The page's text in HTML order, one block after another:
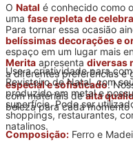
O Natal é conhecido como
uma fase repleta de
Para tornar essa ocasião
belíssimas decorações e
espaço em um lugar mais
Merita apresenta diversas
a diferentes preferências e
especial e sofisticado.
com materiais dealta
beleza para cada
Use a criatividade para
Revisteiro de Natal, com
produzido em metal e
superfície. Pode ser
shoppings, restaurantes,
natalinos.
Composição: Ferro e